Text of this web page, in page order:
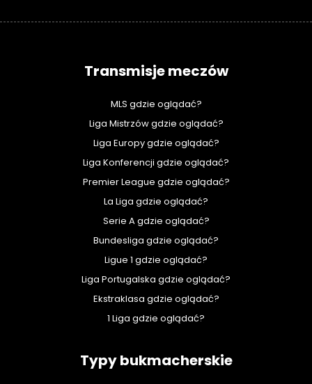
Transmisje meczów
MLS gdzie oglądać?
Liga Mistrzów gdzie oglądać?
Liga Europy gdzie oglądać?
Liga Konferencji gdzie oglądać?
Premier League gdzie oglądać?
La Liga gdzie oglądać?
Serie A gdzie oglądać?
Bundesliga gdzie oglądać?
Ligue 1 gdzie oglądać?
Liga Portugalska gdzie oglądać?
Ekstraklasa gdzie oglądać?
1 Liga gdzie oglądać?
Typy bukmacherskie